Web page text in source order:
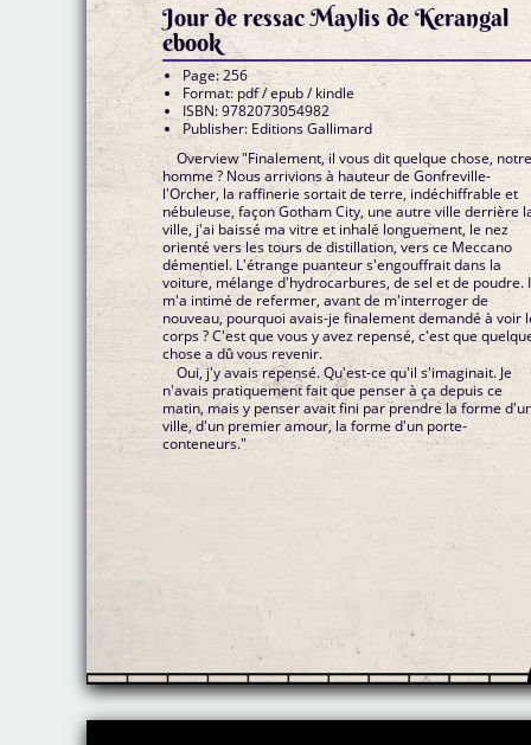
Jour de ressac Maylis de Kerangal
ebook
Page: 256
Format: pdf / epub / kindle
ISBN: 9782073054982
Publisher: Editions Gallimard
Overview "Finalement, il vous dit quelque chose,
homme ? Nous arrivions à hauteur de Gonfreville-
l'Orcher, la raffinerie sortait de terre, indéchiffrable et
nébuleuse, façon Gotham City, une autre ville derrière
ville, j'ai baissé ma vitre et inhalé longuement, le nez
orienté vers les tours de distillation, vers ce Meccano
démentiel. L'étrange puanteur s'engouffrait dans la
voiture, mélange d'hydrocarbures, de sel et de poudre.
m'a intimé de refermer, avant de m'interroger de
nouveau, pourquoi avais-je finalement demandé à voir
corps ? C'est que vous y avez repensé, c'est que
chose a dû vous revenir.
Oui, j'y avais repensé. Qu'est-ce qu'il s'imaginait. Je
n'avais pratiquement fait que penser à ça depuis ce
matin, mais y penser avait fini par prendre la forme
ville, d'un premier amour, la forme d'un porte-
conteneurs."